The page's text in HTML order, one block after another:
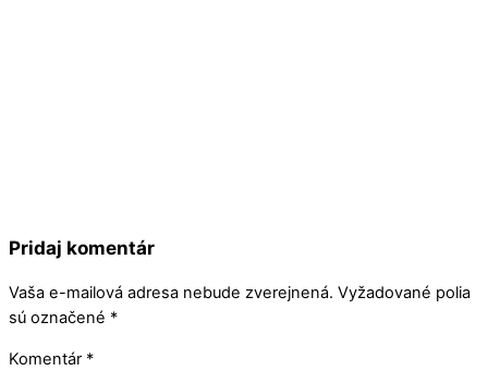
Pridaj komentár
Vaša e-mailová adresa nebude zverejnená. Vyžadované polia
sú označené *
Komentár *